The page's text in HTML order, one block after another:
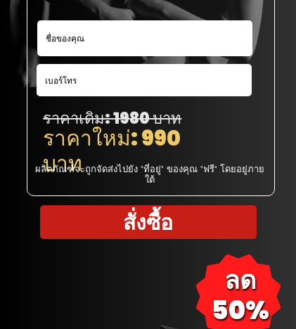
ลด
50%
ราคาเดิม: 1980 บาท
ราคาใหม่: 990
บาท
ผลิตภัณฑ์จะถูกจัดส่งไปยัง "ที่อยู่" ของคุณ "ฟรี" โดยอยู่ภาย
ใต้
สั่งซื้อ